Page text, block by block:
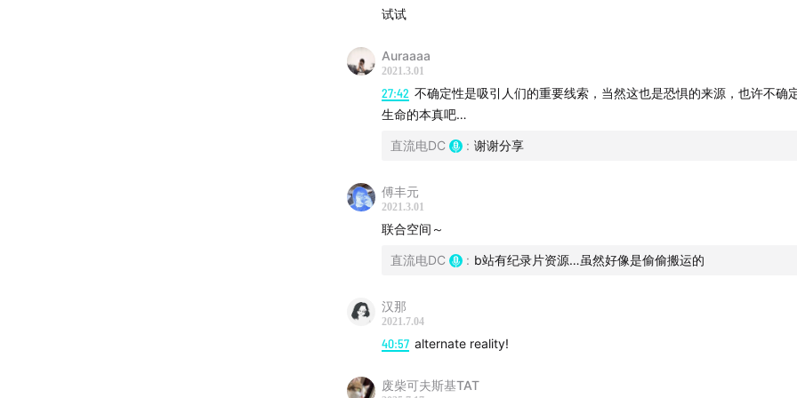
沉浸式艺术将观众从被动观察者变为主动的参与者，打破了传统艺术与
常生活中随处可见的东西独特的设计和功能，从而激发人的想象力
商业模式分析
艺术和商业的结合/乔治马丁是Meow Wolf公关和破圈的重要筹码/通过
41:21 艺术项目的规模化挑战
行业高管引进、Vince卸任CEO/股权回购争议/利益分配和工会纠纷/艺
试试
Auraaaa
2021.3.01
27:42 不确定性是吸引人们的重要线索，当然这也是恐惧的来源，也许不确
生命的本真吧…
直流电DC : 谢谢分享
傅丰元
2021.3.01
联合空间～
直流电DC : b站有纪录片资源…虽然好像是偷偷搬运的
汉那
2021.7.04
40:57 alternate reality!
废柴可夫斯基TAT